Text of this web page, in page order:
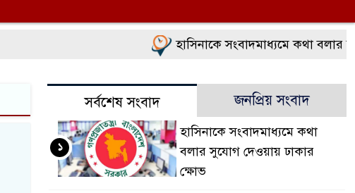
হাসিনাকে সংবাদমাধ্যমে কথা বলার
সর্বশেষ সংবাদ জনপ্রিয় সংবাদ
হাসিনাকে সংবাদমাধ্যমে কথা
বলার সুযোগ দেওয়ায় ঢাকার
ক্ষোভ
১